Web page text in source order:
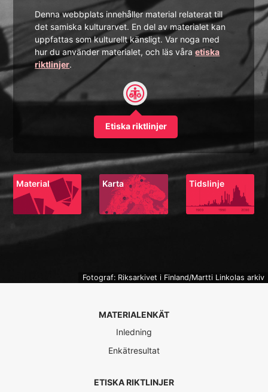
Denna webbplats innehåller material relaterat till
det samiska kulturarvet. En del av materialet kan
uppfattas som kulturellt känsligt. Var noga med
hur du använder materialet, och läs våraetiska
riktlinjer.
Etiska riktlinjer
Material Karta Tidslinje
Fotograf: Riksarkivet i Finland/Martti Linkolas arkiv
MATERIALENKÄT
Inledning
Enkätresultat
ETISKA RIKTLINJER